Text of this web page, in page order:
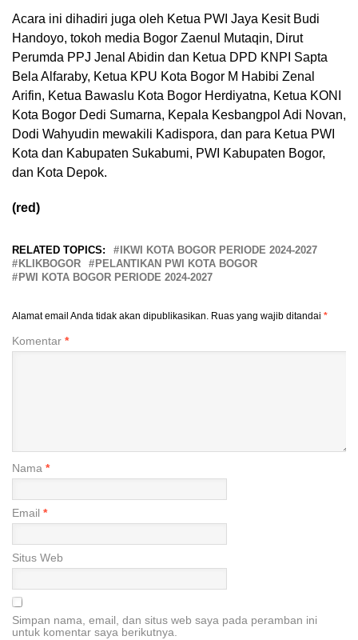
Acara ini dihadiri juga oleh Ketua PWI Jaya Kesit Budi
Handoyo, tokoh media Bogor Zaenul Mutaqin, Dirut
Perumda PPJ Jenal Abidin dan Ketua DPD KNPI Sapta
Bela Alfaraby, Ketua KPU Kota Bogor M Habibi Zenal
Arifin, Ketua Bawaslu Kota Bogor Herdiyatna, Ketua KONI
Kota Bogor Dedi Sumarna, Kepala Kesbangpol Adi Novan,
Dodi Wahyudin mewakili Kadispora, dan para Ketua PWI
Kota dan Kabupaten Sukabumi, PWI Kabupaten Bogor,
dan Kota Depok.
(red)
RELATED TOPICS:
IKWI KOTA BOGOR PERIODE 2024-2027
KLIKBOGOR
PELANTIKAN PWI KOTA BOGOR
PWI KOTA BOGOR PERIODE 2024-2027
Alamat email Anda tidak akan dipublikasikan. Ruas yang wajib ditandai *
Komentar *
Nama *
Email *
Situs Web
Simpan nama, email, dan situs web saya pada peramban ini
untuk komentar saya berikutnya.